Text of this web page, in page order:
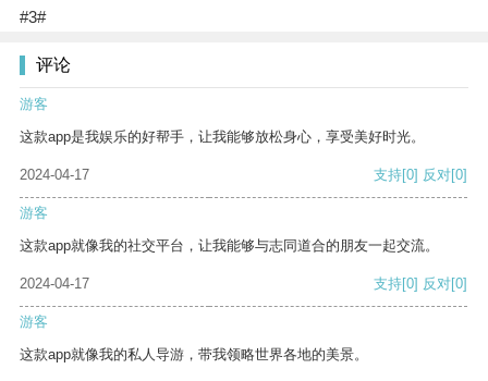
#3#
评论
游客
这款app是我娱乐的好帮手，让我能够放松身心，享受美好时光。
2024-04-17 支持[0] 反对[0]
游客
这款app就像我的社交平台，让我能够与志同道合的朋友一起交流。
2024-04-17 支持[0] 反对[0]
游客
这款app就像我的私人导游，带我领略世界各地的美景。